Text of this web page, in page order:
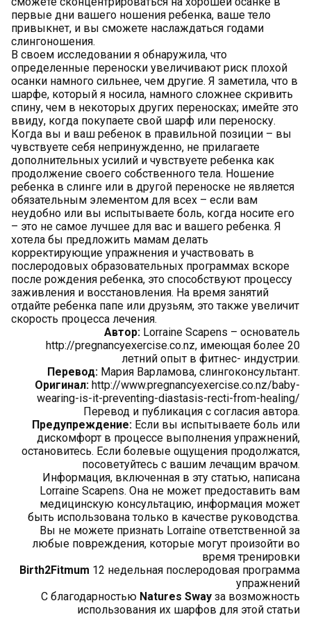
первые дни вашего ношения ребенка, ваше тело
привыкнет, и вы сможете наслаждаться годами
слингоношения.
В своем исследовании я обнаружила, что
определенные переноски увеличивают риск плохой
осанки намного сильнее, чем другие. Я заметила, что в
шарфе, который я носила, намного сложнее скривить
спину, чем в некоторых других переносках; имейте это
ввиду, когда покупаете свой шарф или переноску.
Когда вы и ваш ребенок в правильной позиции – вы
чувствуете себя непринужденно, не прилагаете
дополнительных усилий и чувствуете ребенка как
продолжение своего собственного тела. Ношение
ребенка в слинге или в другой переноске не является
обязательным элементом для всех – если вам
неудобно или вы испытываете боль, когда носите его
– это не самое лучшее для вас и вашего ребенка. Я
хотела бы предложить мамам делать
корректирующие упражнения и участвовать в
послеродовых образовательных программах вскоре
после рождения ребенка, это способствуют процессу
заживления и восстановления. На время занятий
отдайте ребенка папе или друзьям, это также увеличит
скорость процесса лечения.
Автор: Lorraine Scapens – основатель
http://pregnancyexercise.co.nz, имеющая более 20
летний опыт в фитнес- индустрии.
Перевод: Мария Варламова, слингоконсультант.
Оригинал: http://www.pregnancyexercise.co.nz/baby-
wearing-is-it-preventing-diastasis-recti-from-healing/
Перевод и публикация с согласия автора.
Предупреждение: Если вы испытываете боль или
дискомфорт в процессе выполнения упражнений,
остановитесь. Если болевые ощущения продолжатся,
посоветуйтесь с вашим лечащим врачом.
Информация, включенная в эту статью, написана
Lorraine Scapens. Она не может предоставить вам
медицинскую консультацию, информация может
быть использована только в качестве руководства.
Вы не можете признать Lorraine ответственной за
любые повреждения, которые могут произойти во
время тренировки
Birth2Fitmum 12 недельная послеродовая программа
упражнений
С благодарностью Natures Sway за возможность
использования их шарфов для этой статьи